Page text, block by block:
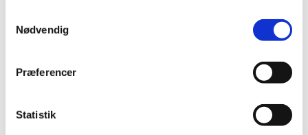
Nødvendig
Præferencer
Statistik
oktober (1)
juli (2)
maj (2)